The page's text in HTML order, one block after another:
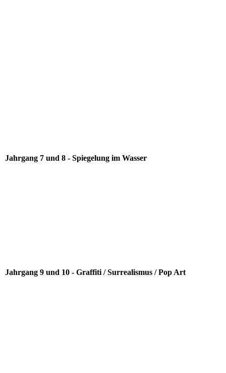
Jahrgang 7 und 8 - Spiegelung im Wasser
Jahrgang 9 und 10 - Graffiti / Surrealismus / Pop Art